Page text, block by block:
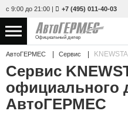
с 9:00 до 21:00 | +7 (495) 011-40-03
Официальный дилер
НОВЫЕ АВТОМОБИЛИ
С ПРОБЕГОМ 847 авто
АвтоГЕРМЕС Сервис
Сервис
официального
АвтоГЕРМЕС